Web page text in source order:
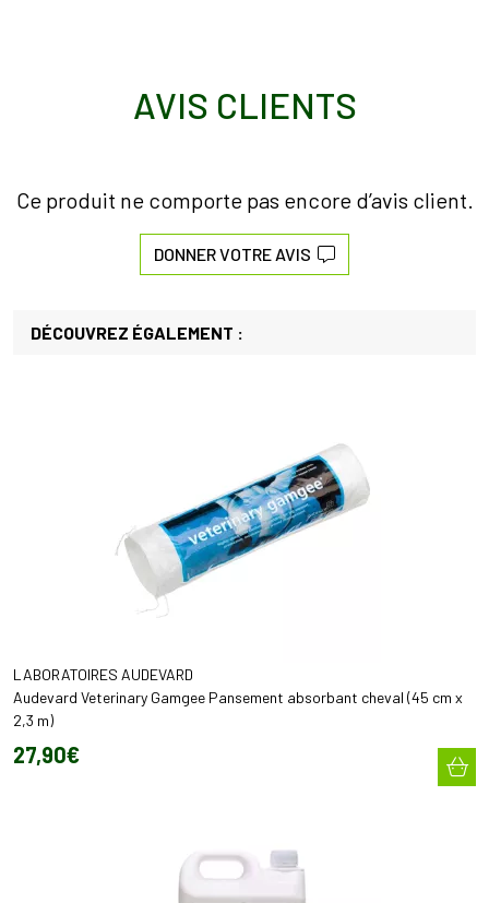
AVIS CLIENTS
Ce produit ne comporte pas encore d’avis client.
DONNER VOTRE AVIS
DÉCOUVREZ ÉGALEMENT :
LABORATOIRES AUDEVARD
Audevard Veterinary Gamgee Pansement absorbant cheval (45 cm x
2,3 m)
27,90€